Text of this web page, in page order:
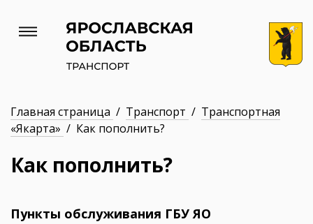
Главная страница / Транспорт / Транспортная
«Якарта» / Как пополнить?
Как пополнить?
Пункты обслуживания ГБУ ЯО